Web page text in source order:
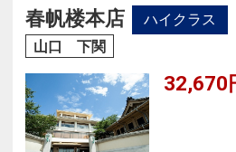
お料理は料理長が細部まで
旬の食材を使用した会席料
春帆楼本店
ハイクラス
山口 下関
32,670